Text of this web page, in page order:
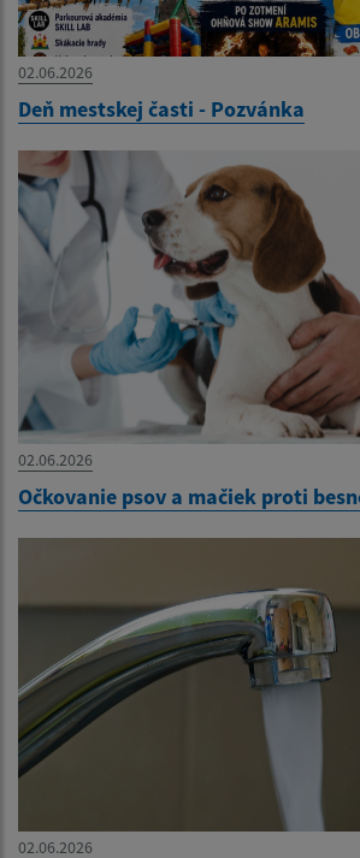
02.06.2026
Deň mestskej časti - Pozvánka
02.06.2026
Očkovanie psov a mačiek proti
02.06.2026